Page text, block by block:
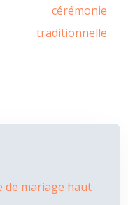
cérémonie
traditionnelle
de mariage haut